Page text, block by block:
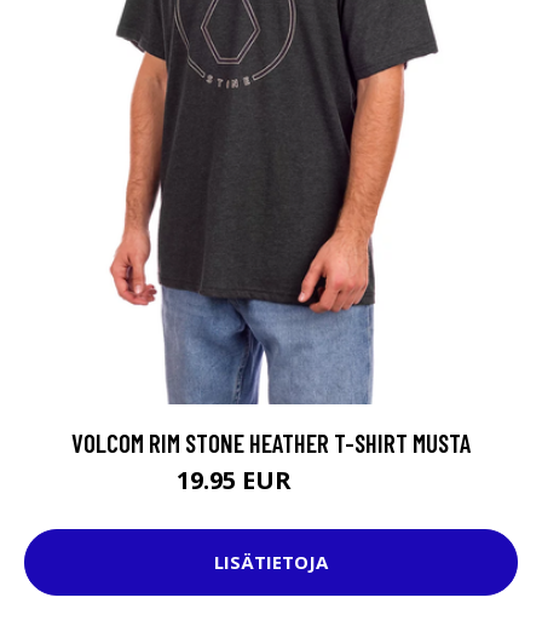
VOLCOM RIM STONE HEATHER T-SHIRT MUSTA
19.95 EUR
LISÄTIETOJA